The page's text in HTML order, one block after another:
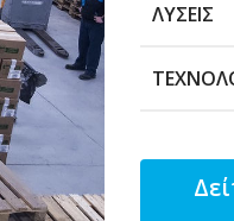
ΛΎΣΕΙΣ